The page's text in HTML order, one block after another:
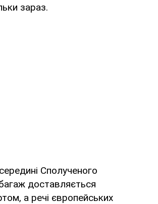
зараз.
Сполученого
доставляється
а речі європейських